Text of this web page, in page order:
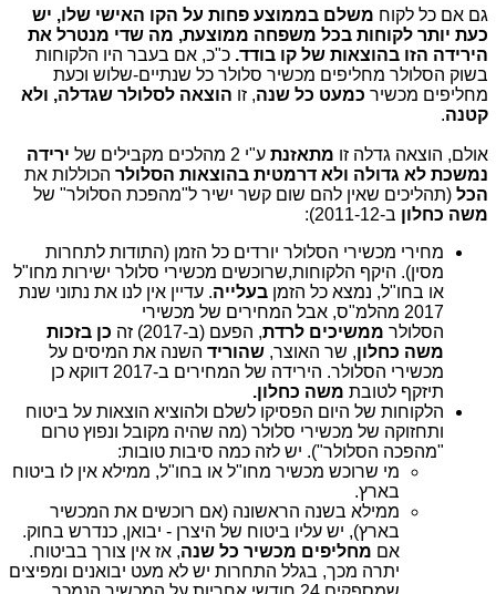
גם אם כל לקוח משלם בממוצע פחות על הקו האישי שלו, יש
כעת יותר לקוחות בכל משפחה ממוצעת, מה שדי מנטרל את
הירידה הזו בהוצאות של קו בודד. כ"כ, אם בעבר היו הלקוחות
בשוק הסלולר מחליפים מכשיר סלולר כל שנתיים-שלוש וכעת
מחליפים מכשיר כמעט כל שנה, זו הוצאה לסלולר שגדלה, ולא
קטנה.
אולם, הוצאה גדלה זו מתאזנת ע"י 2 מהלכים מקבילים של
ירידה
נמשכת לא גדולה ולא דרמטית בהוצאות הסלולר הכוללות את
הכל (תהליכים שאין להם שום קשר ישיר ל"מהפכת הסלולר" של
משה כחלון ב-2011-12):
מחירי מכשירי הסלולר יורדים כל הזמן (התודות לתחרות
מסין). היקף הלקוחות,שרוכשים מכשירי סלולר ישירות מחו"ל
או בחו"ל, נמצא כל הזמן בעלייה. עדיין אין לנו את נתוני שנת
2017 מהלמ"ס, אבל המחירים של מכשירי
הסלולר ממשיכים לרדת, הפעם (ב-2017) זה
כן בזכות
משה כחלון, שר האוצר, שהוריד השנה את המיסים על
מכשירי הסלולר. הירידה של המחירים ב-2017 דווקא כן
תיזקף לטובת משה כחלון.
הלקוחות של היום הפסיקו לשלם ולהוציא הוצאות על ביטוח
ותחזוקה של מכשירי סלולר (מה שהיה מקובל ונפוץ טרום
"מהפכה הסלולר"). יש לזה כמה סיבות טובות:
מי שרוכש מכשיר מחו"ל או בחו"ל, ממילא אין לו ביטוח
בארץ.
ממילא בשנה הראשונה (אם רוכשים את המכשיר
בארץ), יש עליו ביטוח של היצרן - יבואן, כנדרש בחוק.
אם מחליפים מכשיר כל שנה, אז אין צורך בביטוח.
יתרה מכך, בגלל התחרות יש לא מעט יבואנים ומפיצים